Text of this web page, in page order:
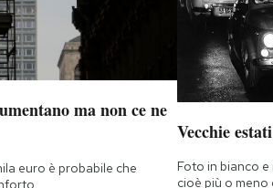
ma non ce ne
euro è probabile che
Vecchie
Foto in bianco
cioè più o meno